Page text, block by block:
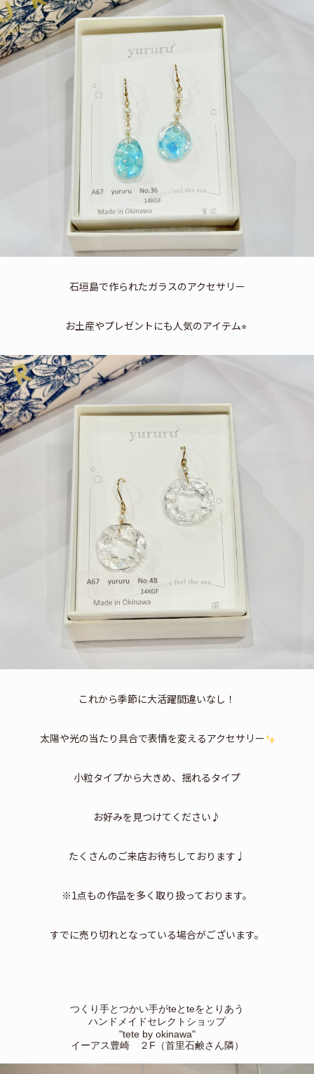
石垣島で作られたガラスのアクセサリー
お土産やプレゼントにも人気のアイテム⭐︎
これから季節に大活躍間違いなし！
太陽や光の当たり具合で表情を変えるアクセサリー
小粒タイプから大きめ、揺れるタイプ
お好みを見つけてください♪
たくさんのご来店お待ちしております♩
※1点もの作品を多く取り扱っております。
すでに売り切れとなっている場合がございます。
つくり手とつかい手がteとteをとりあう
ハンドメイドセレクトショップ
"tete by okinawa"
イーアス豊崎 ２F （首里石鹸さん隣）